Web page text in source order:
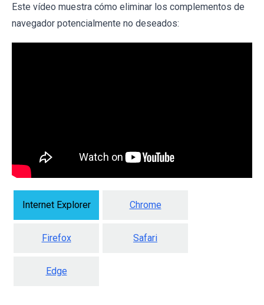
Este vídeo muestra cómo eliminar los complementos de
navegador potencialmente no deseados:
Internet Explorer Chrome
Firefox Safari
Edge